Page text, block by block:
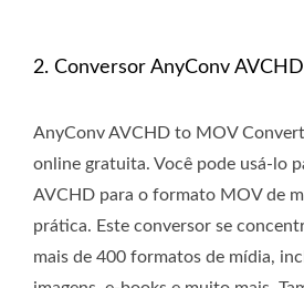
2. Conversor AnyConv
AnyConv AVCHD to MOV
online gratuita. Você pode usá-lo
AVCHD para o formato MOV de
prática. Este conversor se
mais de 400 formatos de mídia,